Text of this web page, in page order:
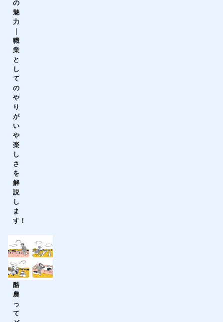
の
魅
力
｜
職
業
と
し
て
の
や
り
が
い
や
楽
し
さ
を
解
説
し
ま
す！
酪
農
っ
て